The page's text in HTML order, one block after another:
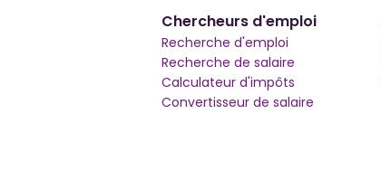
Chercheurs d'emploi
Recherche d'emploi
Recherche de salaire
Calculateur d'impôts
Convertisseur de salaire